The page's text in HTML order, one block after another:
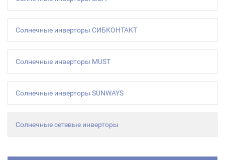
Солнечные инверторы СИБКОНТАКТ
Солнечные инверторы MUST
Солнечные инверторы SUNWAYS
Солнечные сетевые инверторы